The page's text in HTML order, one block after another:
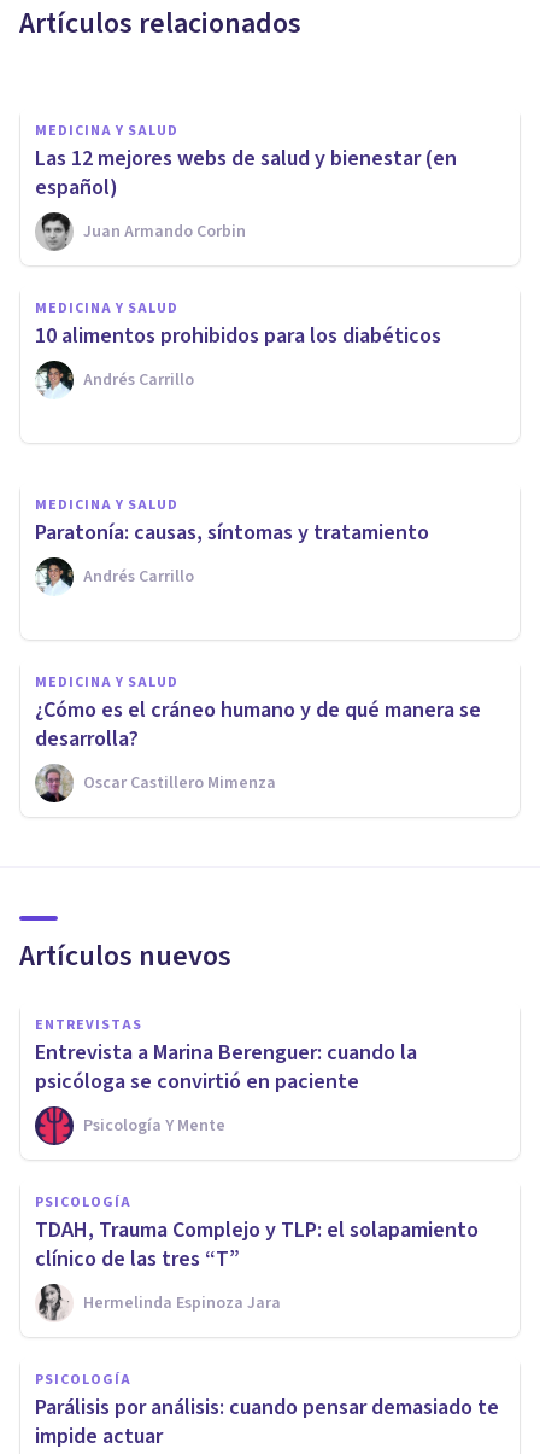
Artículos relacionados
MEDICINA Y SALUD
Las 12 mejores webs de salud y bienestar (en
español)
Juan Armando Corbin
MEDICINA Y SALUD
10 alimentos prohibidos para los diabéticos
Andrés Carrillo
Acondroplasia: síntomas,
causas y tratamientos
MEDICINA Y SALUD
Paratonía: causas, síntomas y tratamiento
Andrés Carrillo
MEDICINA Y SALUD
¿Cómo es el cráneo humano y de qué manera se
desarrolla?
Oscar Castillero Mimenza
Artículos nuevos
ENTREVISTAS
Entrevista a Marina Berenguer: cuando la
psicóloga se convirtió en paciente
Psicología Y Mente
PSICOLOGÍA
TDAH, Trauma Complejo y TLP: el solapamiento
clínico de las tres “T”
Hermelinda Espinoza Jara
PSICOLOGÍA
Parálisis por análisis: cuando pensar demasiado te
impide actuar